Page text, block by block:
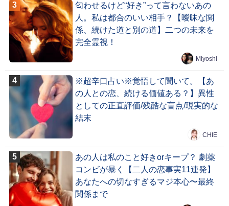
匂わせるけど“好き”って言わないあの
人。私は都合のいい相手？【曖昧な関
係、続けた道と別の道】二つの未来を
完全霊視！
Miyoshi
※超辛口占い※覚悟して聞いて。【あ
の人との恋、続ける価値ある？】異性
としての正直評価/残酷な盲点/現実的な
結末
CHIE
あの人は私のこと好きorキープ？ 劇薬
コンビが暴く【二人の恋事実11連発】
あなたへの切なすぎるマジ本心〜最終
関係まで